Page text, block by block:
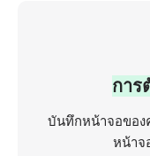
การ
บันทึกหน้าจอขอ
หน้าจ